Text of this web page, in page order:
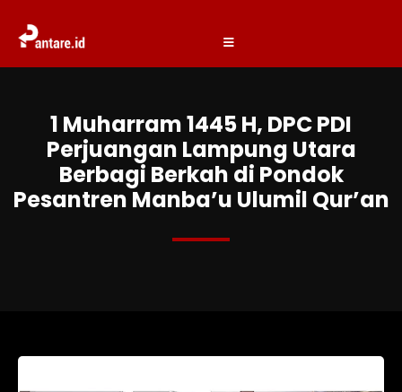
1 Muharram 1445 H, DPC PDI
Perjuangan Lampung Utara
Berbagi Berkah di Pondok
Pesantren Manba’u Ulumil Qur’an